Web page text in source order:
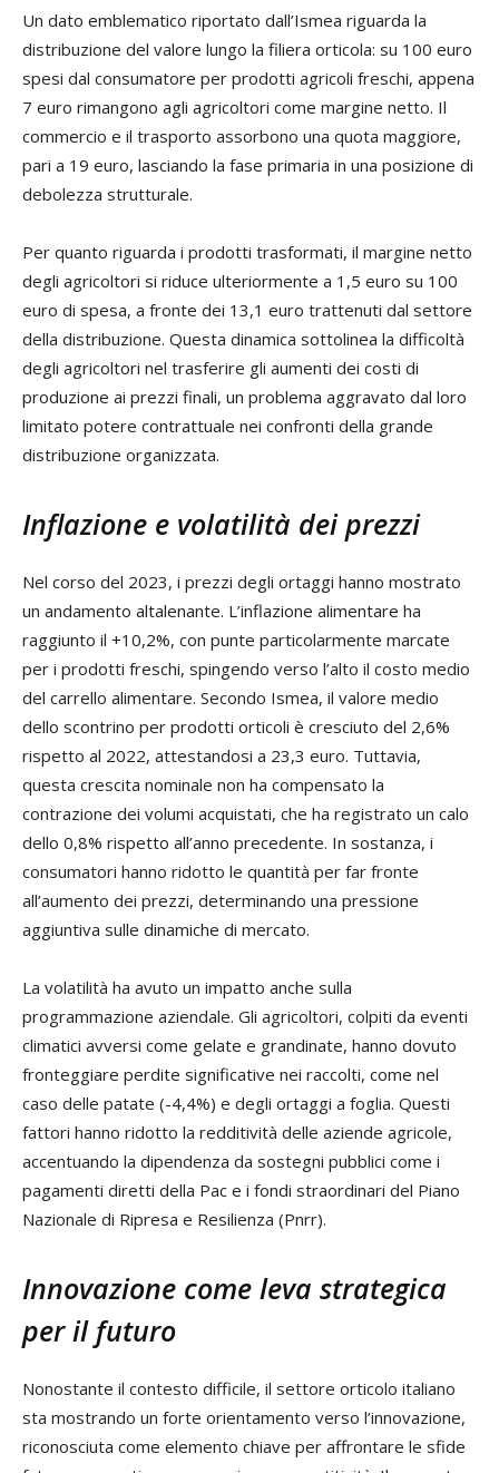
Un dato emblematico riportato dall’Ismea riguarda la
distribuzione del valore lungo la filiera orticola: su 100 euro
spesi dal consumatore per prodotti agricoli freschi, appena
7 euro rimangono agli agricoltori come margine netto. Il
commercio e il trasporto assorbono una quota maggiore,
pari a 19 euro, lasciando la fase primaria in una posizione di
debolezza strutturale.
Per quanto riguarda i prodotti trasformati, il margine netto
degli agricoltori si riduce ulteriormente a 1,5 euro su 100
euro di spesa, a fronte dei 13,1 euro trattenuti dal settore
della distribuzione. Questa dinamica sottolinea la difficoltà
degli agricoltori nel trasferire gli aumenti dei costi di
produzione ai prezzi finali, un problema aggravato dal loro
limitato potere contrattuale nei confronti della grande
distribuzione organizzata.
Inflazione e volatilità dei prezzi
Nel corso del 2023, i prezzi degli ortaggi hanno mostrato
un andamento altalenante. L’inflazione alimentare ha
raggiunto il +10,2%, con punte particolarmente marcate
per i prodotti freschi, spingendo verso l’alto il costo medio
del carrello alimentare. Secondo Ismea, il valore medio
dello scontrino per prodotti orticoli è cresciuto del 2,6%
rispetto al 2022, attestandosi a 23,3 euro. Tuttavia,
questa crescita nominale non ha compensato la
contrazione dei volumi acquistati, che ha registrato un calo
dello 0,8% rispetto all’anno precedente. In sostanza, i
consumatori hanno ridotto le quantità per far fronte
all’aumento dei prezzi, determinando una pressione
aggiuntiva sulle dinamiche di mercato.
La volatilità ha avuto un impatto anche sulla
programmazione aziendale. Gli agricoltori, colpiti da eventi
climatici avversi come gelate e grandinate, hanno dovuto
fronteggiare perdite significative nei raccolti, come nel
caso delle patate (-4,4%) e degli ortaggi a foglia. Questi
fattori hanno ridotto la redditività delle aziende agricole,
accentuando la dipendenza da sostegni pubblici come i
pagamenti diretti della Pac e i fondi straordinari del Piano
Nazionale di Ripresa e Resilienza (Pnrr).
Innovazione come leva strategica
per il futuro
Nonostante il contesto difficile, il settore orticolo italiano
sta mostrando un forte orientamento verso l’innovazione,
riconosciuta come elemento chiave per affrontare le sfide